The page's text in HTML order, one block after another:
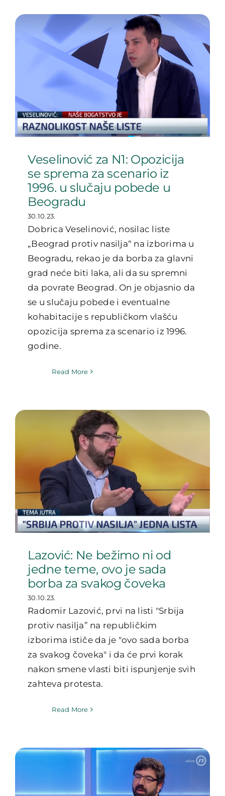
Veselinović za N1: Opozicija
se sprema za scenario iz
1996. u slučaju pobede u
Beogradu
30.10.23.
Dobrica Veselinović, nosilac liste
„Beograd protiv nasilja“ na izborima u
Beogradu, rekao je da borba za glavni
grad neće biti laka, ali da su spremni
da povrate Beograd. On je objasnio da
se u slučaju pobede i eventualne
kohabitacije s republičkom vlašću
opozicija sprema za scenario iz 1996.
godine.
Read More
Lazović: Ne bežimo ni od
jedne teme, ovo je sada
borba za svakog čoveka
30.10.23.
Radomir Lazović, prvi na listi "Srbija
protiv nasilja” na republičkim
izborima ističe da je "ovo sada borba
za svakog čoveka" i da će prvi korak
nakon smene vlasti biti ispunjenje svih
zahteva protesta.
Read More